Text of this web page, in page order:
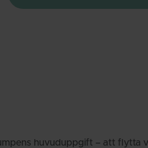
huvuduppgift – att flytta